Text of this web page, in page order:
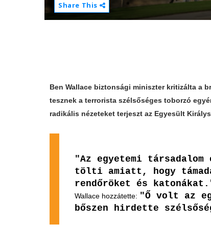
Share This
Ben Wallace biztonsági miniszter kritizálta a
tesznek a terrorista szélsőséges toborzó
radikális nézeteket terjeszt az Egyesült
"Az egyetemi
tölti amiatt, hogy
rendőröket és
Wallace hozzátette: "Ő volt az
bőszen hirdette